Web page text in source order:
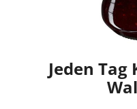
Jeden